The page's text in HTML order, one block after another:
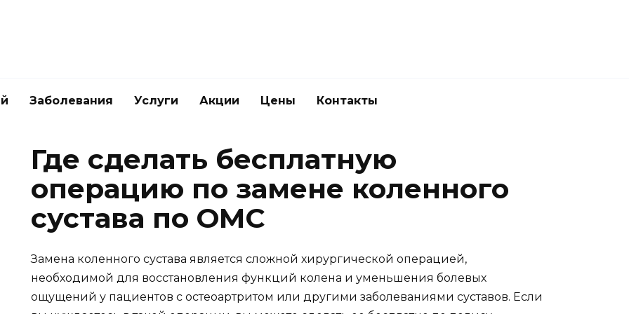
Заболевания Услуги Акции Цены Контакты
Где сделать бесплатную
операцию по замене коленного
сустава по ОМС
Замена коленного сустава является сложной хирургической операцией,
необходимой для восстановления функций колена и уменьшения болевых
ощущений у пациентов с остеоартритом или другими заболеваниями суставов. Если